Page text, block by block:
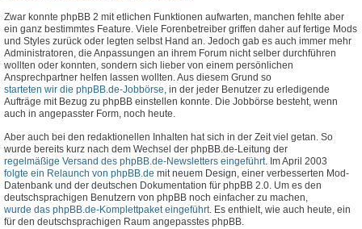
Zwar konnte phpBB 2 mit etlichen Funktionen aufwarten, manchen fehlte aber
ein ganz bestimmtes Feature. Viele Forenbetreiber griffen daher auf fertige Mods
und Styles zurück oder legten selbst Hand an. Jedoch gab es auch immer mehr
Administratoren, die Anpassungen an ihrem Forum nicht selber durchführen
wollten oder konnten, sondern sich lieber von einem persönlichen
Ansprechpartner helfen lassen wollten. Aus diesem Grund so
starteten wir die phpBB.de-Jobbörse , in der jeder Benutzer zu erledigende
Aufträge mit Bezug zu phpBB einstellen konnte. Die Jobbörse besteht, wenn
auch in angepasster Form, noch heute.
Aber auch bei den redaktionellen Inhalten hat sich in der Zeit viel getan. So
wurde bereits kurz nach dem Wechsel der phpBB.de-Leitung der
regelmäßige Versand des phpBB.de-Newsletters eingeführt. Im April 2003
folgte ein Relaunch von phpBB.de mit neuem Design, einer verbesserten Mod-
Datenbank und der deutschen Dokumentation für phpBB 2.0. Um es den
deutschsprachigen Benutzern von phpBB noch einfacher zu machen,
wurde das phpBB.de-Komplettpaket eingeführt. Es enthielt, wie auch heute, ein
für den deutschsprachigen Raum angepasstes phpBB.